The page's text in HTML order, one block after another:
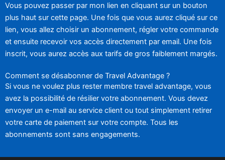
Vous pouvez passer par mon lien en cliquant sur un bouton
plus haut sur cette page. Une fois que vous aurez cliqué sur ce
lien, vous allez choisir un abonnement, régler votre commande
et ensuite recevoir vos accès directement par email. Une fois
inscrit, vous aurez accès aux tarifs de gros faiblement margés.
Comment se désabonner de Travel Advantage ?
Si vous ne voulez plus rester membre travel advantage, vous
avez la possibilité de résilier votre abonnement. Vous devez
envoyer un e-mail au service client ou tout simplement retirer
votre carte de paiement sur votre compte. Tous les
abonnements sont sans engagements.